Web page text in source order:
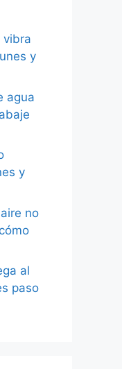
vibra
y
agua
y
no
al
paso